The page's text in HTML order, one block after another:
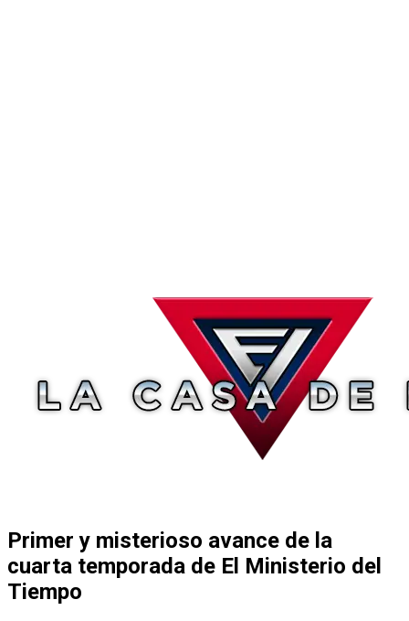
Primer y misterioso avance de la
cuarta temporada de El Ministerio del
Tiempo